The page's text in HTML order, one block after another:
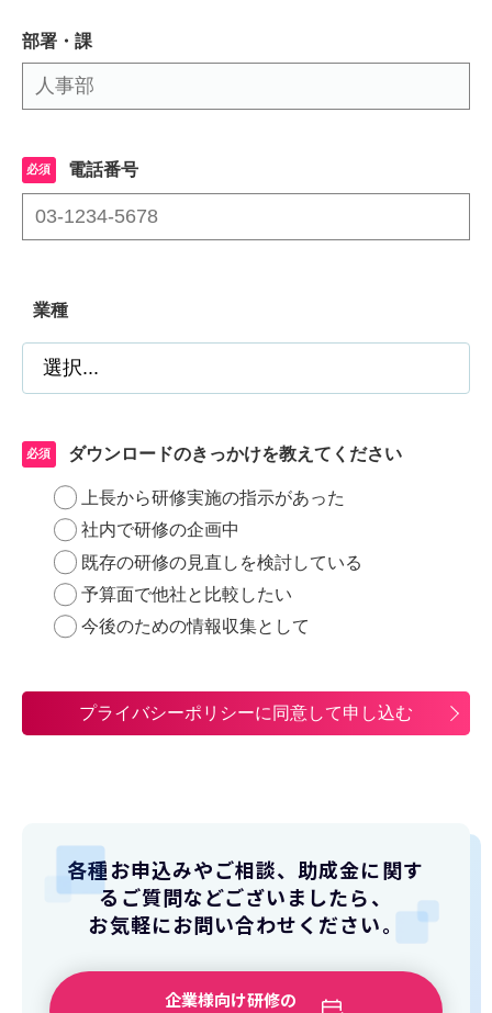
部署・課
電話番号
業種
ダウンロードのきっかけを教えてください
上長から研修実施の指示があった
社内で研修の企画中
既存の研修の見直しを検討している
予算面で他社と比較したい
今後のための情報収集として
プライバシーポリシーに同意して申し込む
各種お申込みやご相談、助成金に関す
るご質問などございましたら、
お気軽にお問い合わせください。
企業様向け研修の